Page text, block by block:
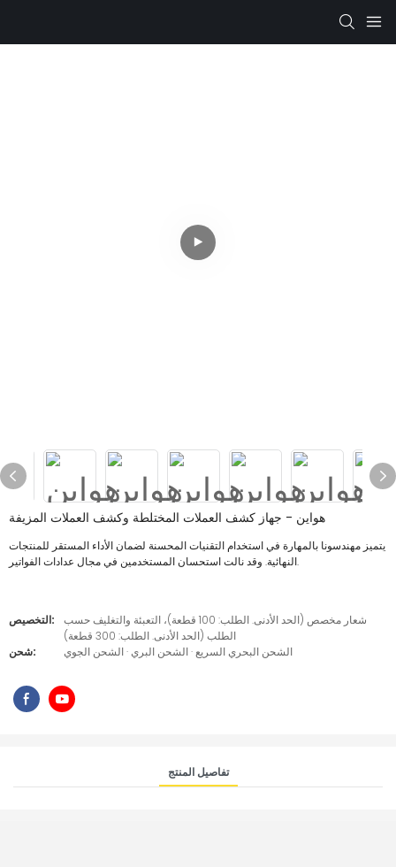
هواين - جهاز كشف العملات المختلطة وكشف العملات المزيفة
يتميز مهندسونا بالمهارة في استخدام التقنيات المحسنة لضمان الأداء المستقر للمنتجات
النهائية. وقد نالت استحسان المستخدمين في مجال عدادات الفواتير.
التخصيص:
شعار مخصص (الحد الأدنى. الطلب: 100 قطعة)، التعبئة والتغليف حسب
الطلب (الحد الأدنى. الطلب: 300 قطعة)
شحن:
الشحن البحري السريع · الشحن البري · الشحن الجوي
تفاصيل المنتج